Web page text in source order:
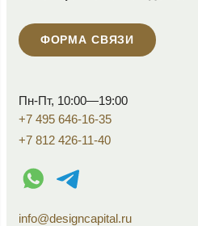
ФОРМА СВЯЗИ
Пн-Пт, 10:00—19:00
+7 495 646-16-35
+7 812 426-11-40
WhatsApp контакт
Telegram контакт
info@designcapital.ru